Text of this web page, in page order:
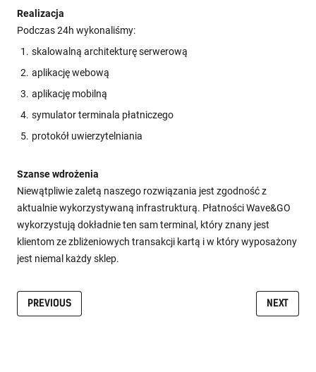
Realizacja
Podczas 24h wykonaliśmy:
skalowalną architekturę serwerową
aplikację webową
aplikację mobilną
symulator terminala płatniczego
protokół uwierzytelniania
Szanse wdrożenia
Niewątpliwie zaletą naszego rozwiązania jest zgodność z
aktualnie wykorzystywaną infrastrukturą. Płatności Wave&GO
wykorzystują dokładnie ten sam terminal, który znany jest
klientom ze zbliżeniowych transakcji kartą i w który wyposażony
jest niemal każdy sklep.
PREVIOUS NEXT